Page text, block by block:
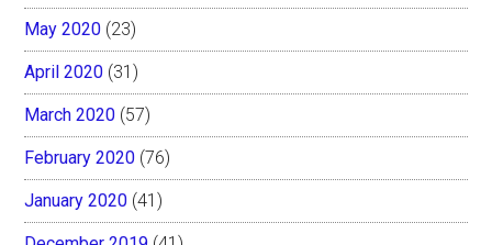
May 2020 (23)
April 2020 (31)
March 2020 (57)
February 2020 (76)
January 2020 (41)